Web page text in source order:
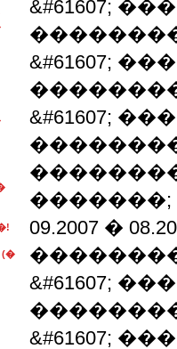
&#61607;
&#61607;
&#61607;
�������;
09.2007 �
&#61607;
&#61607;